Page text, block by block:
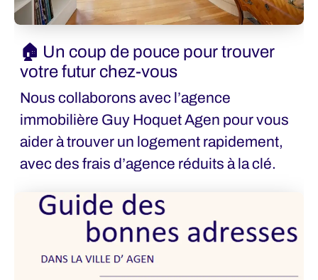
🏠 Un coup de pouce pour trouver
votre futur chez-vous
Nous collaborons avec l’agence
immobilière Guy Hoquet Agen pour vous
aider à trouver un logement rapidement,
avec des frais d’agence réduits à la clé.